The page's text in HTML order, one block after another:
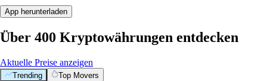
App herunterladen
Über 400 Kryptowährungen entdecken
Aktuelle Preise anzeigen
Trending Top Movers